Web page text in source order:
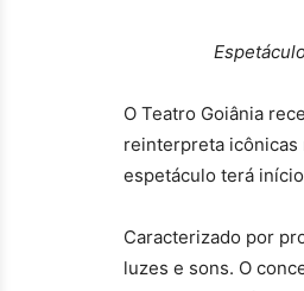
O Teatro Goiânia
reinterpreta icônicas
espetáculo terá
Caracterizado por
luzes e sons. O